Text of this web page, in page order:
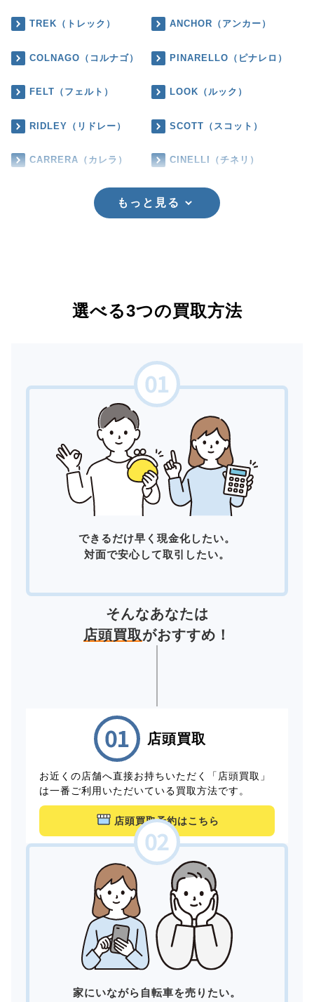
TREK（トレック） ANCHOR（アンカー）
COLNAGO（コルナゴ） PINARELLO（ピナレロ）
FELT（フェルト） LOOK（ルック）
RIDLEY（リドレー） SCOTT（スコット）
CARRERA（カレラ） CINELLI（チネリ）
もっと見る
選べる3つの買取方法
できるだけ早く現金化したい。
対面で安心して取引したい。
そんなあなたは
店頭買取がおすすめ！
店頭買取
お近くの店舗へ直接お持ちいただく「店頭買取」
は一番ご利用いただいている買取方法です。
店頭買取予約はこちら
家にいながら自転車を売りたい。